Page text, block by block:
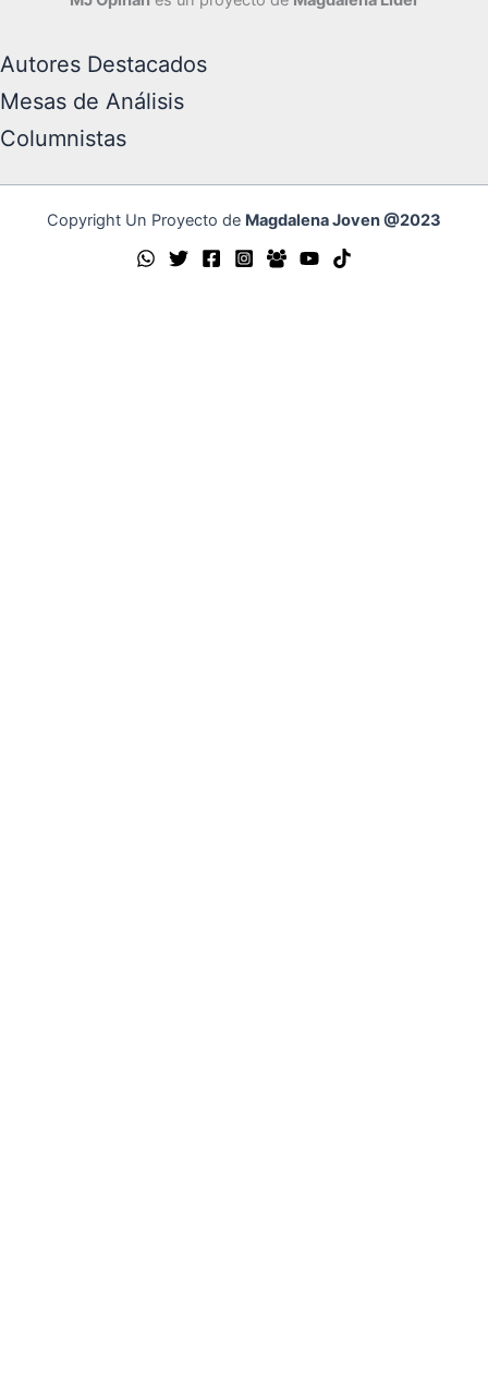
Autores Destacados
Mesas de Análisis
Columnistas
Copyright Un Proyecto de Magdalena Joven @2023